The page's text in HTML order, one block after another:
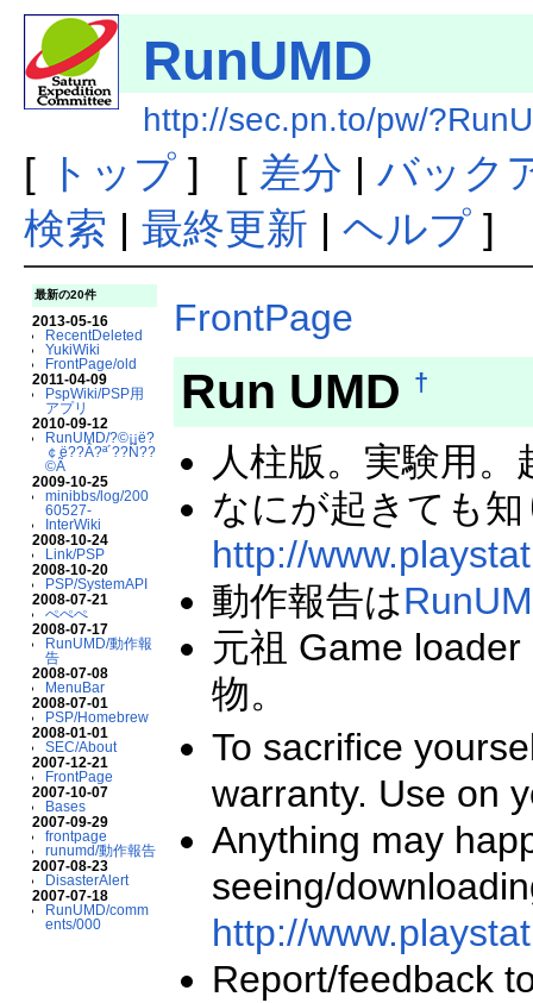
RunUMD
http://sec.pn.to/pw/
[ トップ] [ 差分 | バック
検索 | 最終更新 | ヘルプ]
最新の20件
2013-05-16
RecentDeleted
YukiWiki
FrontPage/old
2011-04-09
PspWiki/PSP用
アプリ
2010-09-12
RunUMD/?©¡¡ë?
￠ë??Â?ª´??Ñ??
©Ã
2009-10-25
minibbs/log/200
60527-
InterWiki
2008-10-24
Link/PSP
2008-10-20
PSP/SystemAPI
2008-07-21
ぺぺぺ
2008-07-17
RunUMD/動作報
告
2008-07-08
MenuBar
2008-07-01
PSP/Homebrew
2008-01-01
SEC/About
2007-12-21
FrontPage
2007-10-07
Bases
2007-09-29
frontpage
runumd/動作報告
2007-08-23
DisasterAlert
2007-07-18
RunUMD/comm
ents/000
FrontPage
Run UMD †
人柱版。実験用
なにが起きても
http://
動作報告は
元祖 Game loader
物。
To sacrifice
warranty. Use on
Anything may
seeing/
http://
Report/feedback